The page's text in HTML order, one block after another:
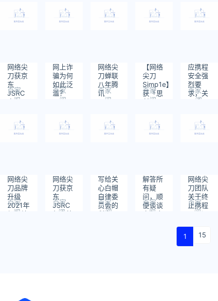
1089
秀合作
伙伴
1157
法》。
1153
1338
网络尖
刀获京
东
JSRC
全年四
“史诗
队”，
百家
阅
1449
网上诈
骗为何
如此泛
滥？
360：
诈骗方
式我都
有！
百家
阅
1673
网络尖
刀蝉联
八年腾
讯
TSRC
秀合作
伙伴，
pytho1n
称号
百家
阅
【网络
尖刀
Simp1e】
获「思
科
和「福
昕」双
致谢
百家
阅
1794
应携程
安全强
烈要
求，关
于成员
处理公
告！
百家
阅
1714
网络尖
刀品牌
升级
2021年
组织结
百家
阅
网络尖
刀获京
东
JSRC
年度第
百家
阅
写给关
心白帽
自律委
员会的
所有
百家
阅
解答所
有疑
问，顺
便谈谈
白帽自
百家
阅
网络尖
刀团队
关于终
止携程
SRC漏
公开声
百家
阅
1668
1 15